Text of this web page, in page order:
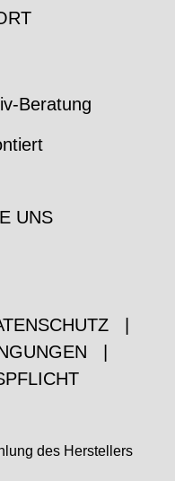
Beratung
UNS
des Herstellers